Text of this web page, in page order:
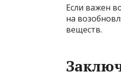
Если важен
на
веществ.